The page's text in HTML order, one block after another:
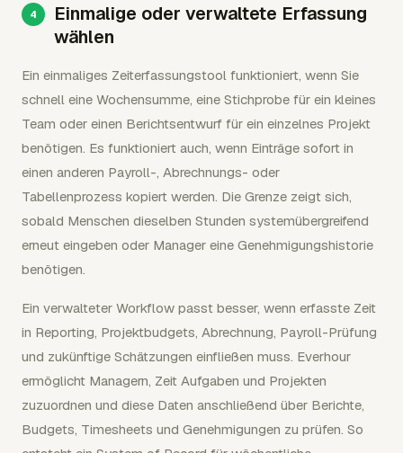
Einmalige oder verwaltete Erfassung
wählen
Ein einmaliges Zeiterfassungstool funktioniert, wenn Sie
schnell eine Wochensumme, eine Stichprobe für ein kleines
Team oder einen Berichtsentwurf für ein einzelnes Projekt
benötigen. Es funktioniert auch, wenn Einträge sofort in
einen anderen Payroll-, Abrechnungs- oder
Tabellenprozess kopiert werden. Die Grenze zeigt sich,
sobald Menschen dieselben Stunden systemübergreifend
erneut eingeben oder Manager eine Genehmigungshistorie
benötigen.
Ein verwalteter Workflow passt besser, wenn erfasste Zeit
in Reporting, Projektbudgets, Abrechnung, Payroll-Prüfung
und zukünftige Schätzungen einfließen muss. Everhour
ermöglicht Managern, Zeit Aufgaben und Projekten
zuzuordnen und diese Daten anschließend über Berichte,
Budgets, Timesheets und Genehmigungen zu prüfen. So